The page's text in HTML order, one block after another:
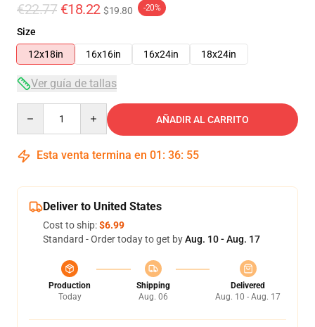
€22.77 €18.22 $19.80 -20%
Size
12x18in
16x16in 16x24in 18x24in
Ver guía de tallas
AÑADIR AL CARRITO
Esta venta termina en 01 : 36: 54
Deliver to United States
Cost to ship:$6.99
Standard - Order today to get byAug. 10 - Aug. 17
Production
Today
Shipping
Aug. 06
Delivered
Aug. 10 - Aug. 17